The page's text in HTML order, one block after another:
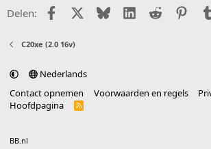
Delen: FacebookX (Twitter)
BlueskyLinkedIn
Reddit
C20xe (2.0 16v)
Nederlands
Contact opnemen
Voorwaarden en regels
Hoofdpagina
R
BB.nl